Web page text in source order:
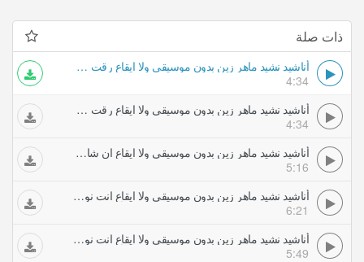
ذات صلة
أناشيد نشيد ماهر زين بدون موسيقى ولا ايقاع رقت عيناي شوقا السلام عليك ب العربي
4:34
أناشيد نشيد ماهر زين بدون موسيقى ولا ايقاع رقت عيناي شوقا السلام عليك ب الانجليزي
4:34
أناشيد نشيد ماهر زين بدون موسيقى ولا ايقاع ان شا الله ب العربي
5:16
أناشيد نشيد ماهر زين بدون موسيقى ولا ايقاع انت نور الله يا نبي سلام عليك بالانجليزي
6:21
أناشيد نشيد ماهر زين بدون موسيقى ولا ايقاع انت نور الله يا نبي سلام عليك بالعربي
5:49